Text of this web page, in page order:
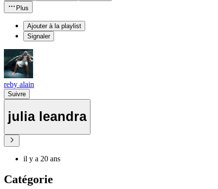
Plus
Ajouter à la playlist
Signaler
reby alain
Suivre
julia leandra
il y a 20 ans
Catégorie